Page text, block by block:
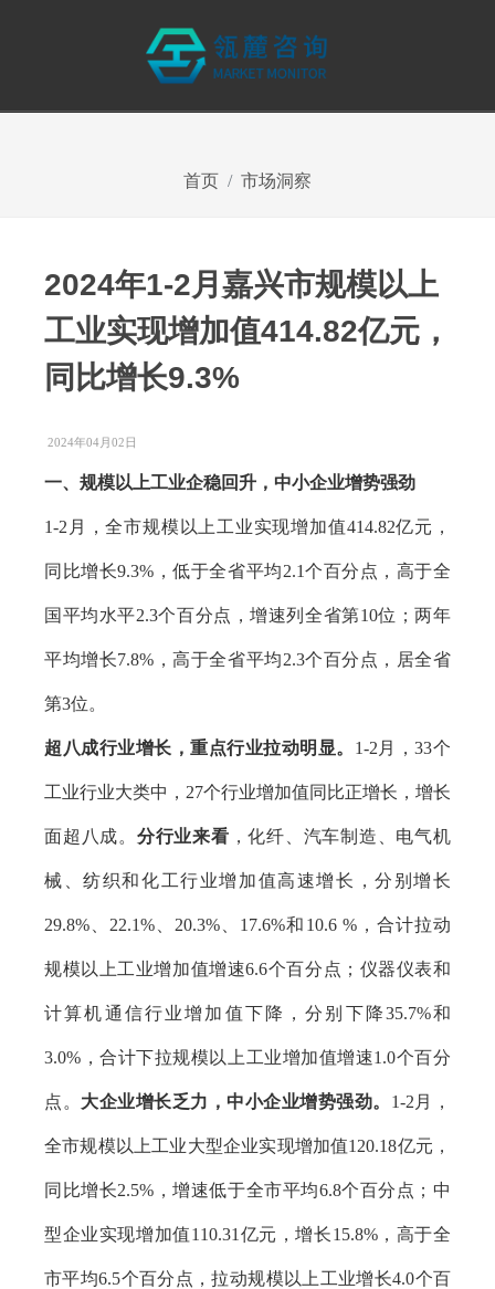
首页 市场洞察
2024年1-2月嘉兴市规模以上
工业实现增加值414.82亿元，
同比增长9.3%
2024年04月02日
一、规模以上工业企稳回升，中小企业增势强劲
1-2月，全市规模以上工业实现增加值414.82亿元，
同比增长9.3%，低于全省平均2.1个百分点，高于全
国平均水平2.3个百分点，增速列全省第10位；两年
平均增长7.8%，高于全省平均2.3个百分点，居全省
第3位。
超八成行业增长，重点行业拉动明显。 1-2月，33个
工业行业大类中，27个行业增加值同比正增长，增长
面超八成。 分行业来看 ，化纤、汽车制造、电气机
械、纺织和化工行业增加值高速增长，分别增长
29.8%、22.1%、20.3%、17.6%和10.6 %，合计拉动
规模以上工业增加值增速6.6个百分点；仪器仪表和
计算机通信行业增加值下降，分别下降35.7%和
3.0%，合计下拉规模以上工业增加值增速1.0个百分
点。 大企业增长乏力，中小企业增势强劲。 1-2月，
全市规模以上工业大型企业实现增加值120.18亿元，
同比增长2.5%，增速低于全市平均6.8个百分点；中
型企业实现增加值110.31亿元，增长15.8%，高于全
市平均6.5个百分点，拉动规模以上工业增长4.0个百